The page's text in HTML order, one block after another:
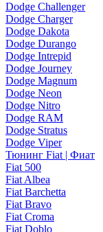
Dodge Challenger
Dodge Charger
Dodge Dakota
Dodge Durango
Dodge Intrepid
Dodge Journey
Dodge Magnum
Dodge Neon
Dodge Nitro
Dodge RAM
Dodge Stratus
Dodge Viper
Тюнинг Fiat | Фиат
Fiat 500
Fiat Albea
Fiat Barchetta
Fiat Bravo
Fiat Croma
Fiat Doblo